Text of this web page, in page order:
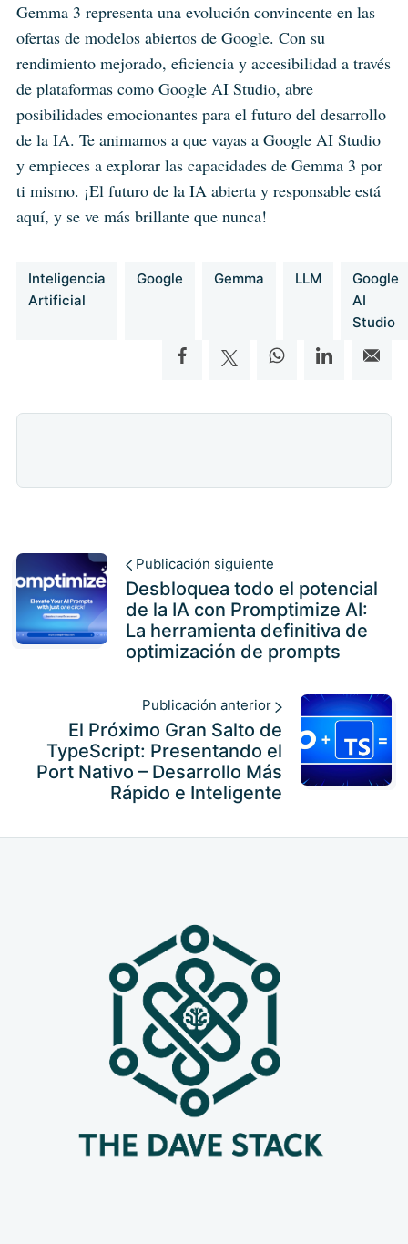
Gemma 3 representa una evolución convincente en las
ofertas de modelos abiertos de Google. Con su
rendimiento mejorado, eficiencia y accesibilidad a través
de plataformas como Google AI Studio, abre
posibilidades emocionantes para el futuro del desarrollo
de la IA. Te animamos a que vayas a Google AI Studio
y empieces a explorar las capacidades de Gemma 3 por
ti mismo. ¡El futuro de la IA abierta y responsable está
aquí, y se ve más brillante que nunca!
Inteligencia
Artificial
Google Gemma LLM
Google
AI
Studio
Publicación siguiente
Desbloquea todo el potencial
de la IA con Promptimize AI:
La herramienta definitiva de
optimización de prompts
Publicación anterior
El Próximo Gran Salto de
TypeScript: Presentando el
Port Nativo – Desarrollo Más
Rápido e Inteligente